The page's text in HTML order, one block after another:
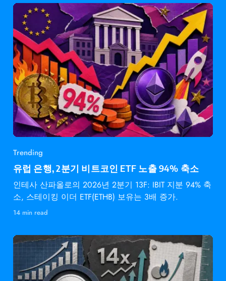
Trending
유럽 은행, 2분기 비트코인 ETF 노출 94% 축소
인테사 산파올로의 2026년 2분기 13F: IBIT 지분 94% 축
소, 스테이킹 이더 ETF(ETHB) 보유는 3배 증가.
14 min read